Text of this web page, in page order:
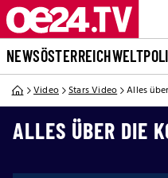
NEWSÖSTERREICHWELT
Video Stars Video Alles
ALLES ÜBER DIE